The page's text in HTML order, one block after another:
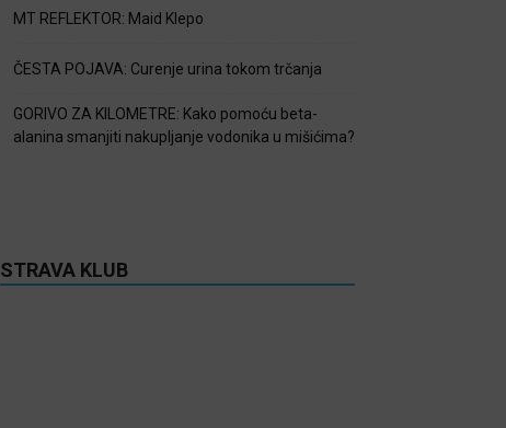
MT REFLEKTOR: Maid Klepo
ČESTA POJAVA: Curenje urina tokom trčanja
GORIVO ZA KILOMETRE: Kako pomoću beta-
alanina smanjiti nakupljanje vodonika u mišićima?
STRAVA KLUB